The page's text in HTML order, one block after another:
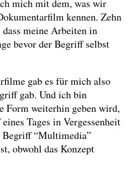
mich mit dem, was wir
kennen. Zehn
meine Arbeiten in
bevor der Begriff selbst
gab es für mich also
gab. Und ich bin
Form weiterhin geben wird,
Tages in Vergessenheit
Begriff “Multimedia”
obwohl das Konzept